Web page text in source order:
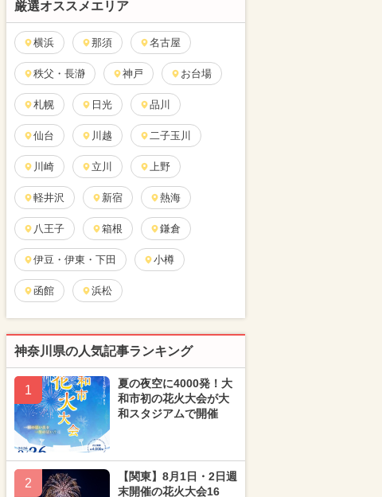
厳選オススメエリア
横浜 那須 名古屋
秩父・長瀞 神戸 お台場
札幌 日光 品川
仙台 川越 二子玉川
川崎 立川 上野
軽井沢 新宿 熱海
八王子 箱根 鎌倉
伊豆・伊東・下田 小樽
函館 浜松
神奈川県の人気記事ランキング
1
夏の夜空に4000発！大
和市初の花火大会が大
和スタジアムで開催
2
【関東】8月1日・2日週
末開催の花火大会16